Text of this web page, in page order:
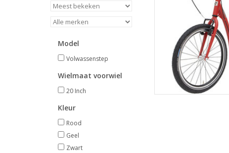
Model
Volwassenstep
Wielmaat voorwiel
20 Inch
Kleur
Rood
Geel
Zwart